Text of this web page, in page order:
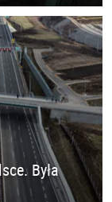
Była